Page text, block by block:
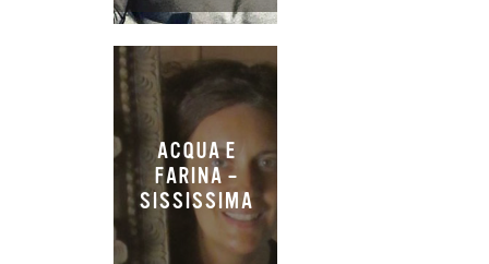
ACQUA E
FARINA –
SISSISSIMA